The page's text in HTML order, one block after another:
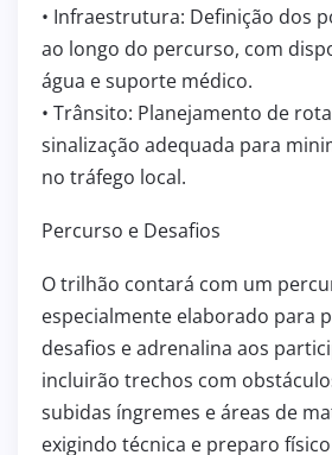
• Infraestrutura: Definição dos
ao longo do percurso, com
água e suporte médico.
• Trânsito: Planejamento de
sinalização adequada para
no tráfego local.
Percurso e Desafios
O trilhão contará com um
especialmente elaborado para
desafios e adrenalina aos
incluirão trechos com
subidas íngremes e áreas de
exigindo técnica e preparo